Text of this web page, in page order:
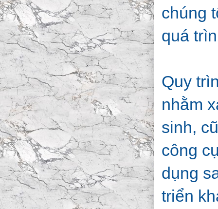
chúng
quá
Quy
nhằm
sinh,
công
dụng
triển